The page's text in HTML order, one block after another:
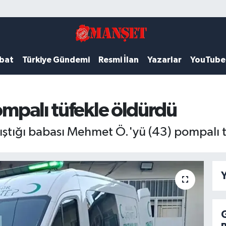
Türkiye Gündemi Resmi İlan Yazarlar YouTube
tüfekle öldürdü
babası Mehmet Ö.'yü (43)